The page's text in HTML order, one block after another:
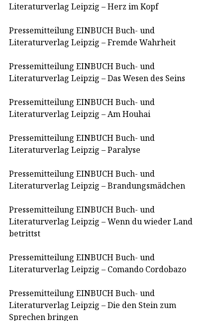
Literaturverlag Leipzig – Herz im Kopf
Pressemitteilung EINBUCH Buch- und
Literaturverlag Leipzig – Fremde Wahrheit
Pressemitteilung EINBUCH Buch- und
Literaturverlag Leipzig – Das Wesen des Seins
Pressemitteilung EINBUCH Buch- und
Literaturverlag Leipzig – Am Houhai
Pressemitteilung EINBUCH Buch- und
Literaturverlag Leipzig – Paralyse
Pressemitteilung EINBUCH Buch- und
Literaturverlag Leipzig – Brandungsmädchen
Pressemitteilung EINBUCH Buch- und
Literaturverlag Leipzig – Wenn du wieder Land
betrittst
Pressemitteilung EINBUCH Buch- und
Literaturverlag Leipzig – Comando Cordobazo
Pressemitteilung EINBUCH Buch- und
Literaturverlag Leipzig – Die den Stein zum
Sprechen bringen